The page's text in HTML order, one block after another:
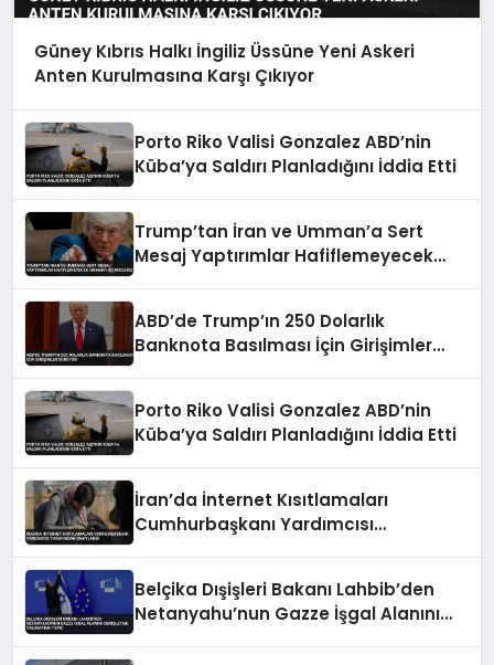
Güney Kıbrıs Halkı İngiliz Üssüne Yeni Askeri
Anten Kurulmasına Karşı Çıkıyor
Porto Riko Valisi Gonzalez ABD’nin
Küba’ya Saldırı Planladığını İddia Etti
Trump’tan İran ve Umman’a Sert
Mesaj Yaptırımlar Hafiflemeyecek
ABD’de Trump’ın 250 Dolarlık
Banknota Basılması İçin Girişimler
Porto Riko Valisi Gonzalez ABD’nin
Küba’ya Saldırı Planladığını İddia Etti
İran’da İnternet Kısıtlamaları
Cumhurbaşkanı Yardımcısı
Belçika Dışişleri Bakanı Lahbib’den
Netanyahu’nun Gazze İşgal Alanını